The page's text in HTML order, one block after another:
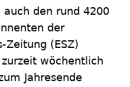
auch den rund 4200
der
Zeitung (ESZ)
wöchentlich
Jahresende